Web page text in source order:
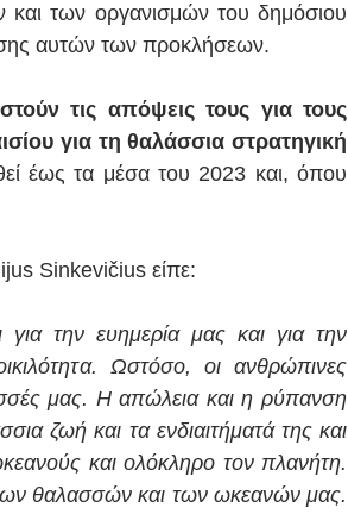
και των οργανισμών του δημόσιου
αυτών των προκλήσεων.
τις απόψεις τους για τους
για τη θαλάσσια στρατηγική
έως τα μέσα του 2023 και, όπου
Sinkevičius είπε:
για την ευημερία μας και για την
Ωστόσο, οι ανθρώπινες
μας. Η απώλεια και η ρύπανση
ζωή και τα ενδιαιτήματά της και
και ολόκληρο τον πλανήτη.
θαλασσών και των ωκεανών μας.